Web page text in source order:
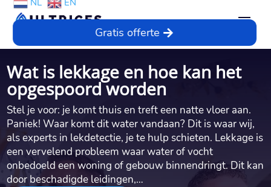
NL EN
Gratis offerte
Wat is lekkage en hoe kan het
opgespoord worden
Stel je voor: je komt thuis en treft een natte vloer aan.
Paniek! Waar komt dit water vandaan? Dit is waar wij,
als experts in lekdetectie, je te hulp schieten. Lekkage is
een vervelend probleem waar water of vocht
onbedoeld een woning of gebouw binnendringt. Dit kan
door beschadigde leidingen,…